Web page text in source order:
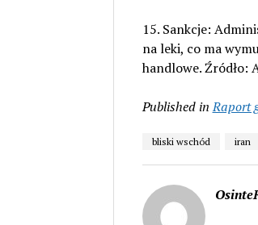
15. Sankcje:
na leki, co ma
handlowe. Źródło:
Published in Raport
bliski wschód iran